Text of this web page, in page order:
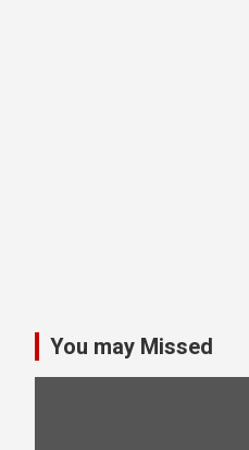
You may Missed